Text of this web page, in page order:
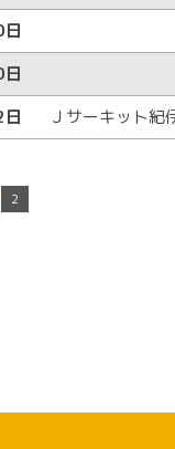
Ｊサーキット紀
2